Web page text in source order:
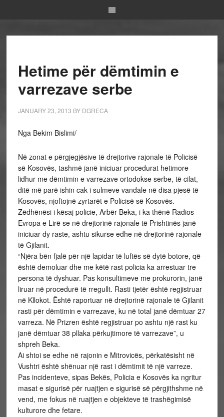
Hetime për dëmtimin e
varrezave serbe
JANUARY 23, 2013 BY DGRECA
Nga Bekim Bislimi/
Në zonat e përgjegjësive të drejtorive rajonale të Policisë
së Kosovës, tashmë janë iniciuar procedurat hetimore
lidhur me dëmtimin e varrezave ortodokse serbe, të cilat,
ditë më parë ishin cak i sulmeve vandale në disa pjesë të
Kosovës, njoftojnë zyrtarët e Policisë së Kosovës.
Zëdhënësi i kësaj policie, Arbër Beka, i ka thënë Radios
Evropa e Lirë se në drejtorinë rajonale të Prishtinës janë
iniciuar dy raste, ashtu sikurse edhe në drejtorinë rajonale
të Gjilanit.
“Njëra bën fjalë për një lapidar të luftës së dytë botore, që
është demoluar dhe me këtë rast policia ka arrestuar tre
persona të dyshuar. Pas konsultimeve me prokurorin, janë
liruar në procedurë të rregullt. Rasti tjetër është regjistruar
në Kllokot. Është raportuar në drejtorinë rajonale të Gjilanit
rasti për dëmtimin e varrezave, ku në total janë dëmtuar 27
varreza. Në Prizren është regjistruar po ashtu një rast ku
janë dëmtuar 38 pllaka përkujtimore të varrezave”, u
shpreh Beka.
Ai shtoi se edhe në rajonin e Mitrovicës, përkatësisht në
Vushtri është shënuar një rast i dëmtimit të një varreze.
Pas incidenteve, sipas Bekës, Policia e Kosovës ka ngritur
masat e sigurisë për ruajtjen e sigurisë së përgjithshme në
vend, me fokus në ruajtjen e objekteve të trashëgimisë
kulturore dhe fetare.